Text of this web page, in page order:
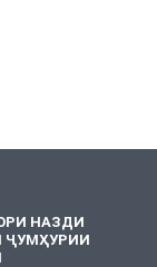
НАЗДИ
ҶУМҲУРИИ